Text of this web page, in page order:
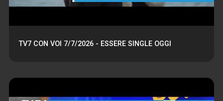
TV7 CON VOI 7/7/2026 - ESSERE SINGLE OGGI